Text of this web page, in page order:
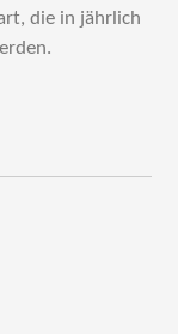
die in jährlich